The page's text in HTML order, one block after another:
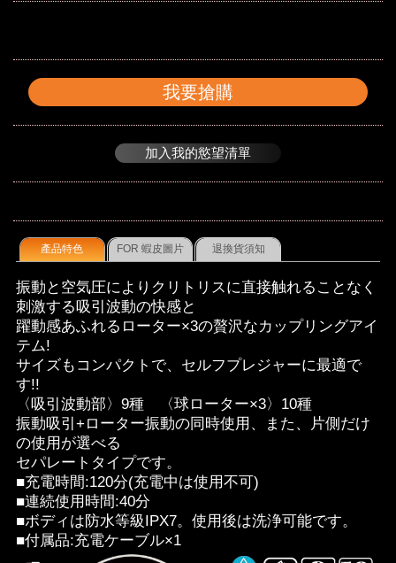
我要搶購
加入我的慾望清單
產品特色 FOR 蝦皮圖片 退換貨須知
振動と空気圧によりクリトリスに直接触れることなく
刺激する吸引波動の快感と
躍動感あふれるローター×3の贅沢なカップリングアイ
テム!
サイズもコンパクトで、セルフプレジャーに最適で
す!!
〈吸引波動部〉9種 〈球ローター×3〉10種
振動吸引+ローター振動の同時使用、また、片側だけ
の使用が選べる
セパレートタイプです。
■充電時間:120分(充電中は使用不可)
■連続使用時間:40分
■ボディは防水等級IPX7。使用後は洗浄可能です。
■付属品:充電ケーブル×1